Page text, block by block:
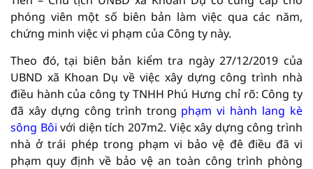
phóng viên một số biên bản làm việc qua các năm,
chứng minh việc vi phạm của Công ty này.
Theo đó, tại biên bản kiểm tra ngày 27/12/2019 của
UBND xã Khoan Dụ về việc xây dựng công trình nhà
điều hành của công ty TNHH Phú Hưng chỉ rõ: Công ty
đã xây dựng công trình trong phạm vi hành lang kè
sông Bôi với diện tích 207m2. Việc xây dựng công trình
nhà ở trái phép trong phạm vi bảo vệ đê điều đã vi
phạm quy định về bảo vệ an toàn công trình phòng